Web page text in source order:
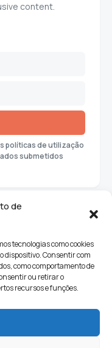
de
tecnologias como cookies
dispositivo. Consentir com
como comportamento de
ou retirar o
recursos e funções.
content.
políticas de utilização
submetidos
Tecnologia